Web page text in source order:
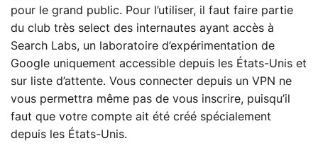
pour le grand public. Pour l’utiliser, il faut faire partie
du club très select des internautes ayant accès à
Search Labs, un laboratoire d’expérimentation de
Google uniquement accessible depuis les États-Unis et
sur liste d’attente. Vous connecter depuis un VPN ne
vous permettra même pas de vous inscrire, puisqu’il
faut que votre compte ait été créé spécialement
depuis les États-Unis.